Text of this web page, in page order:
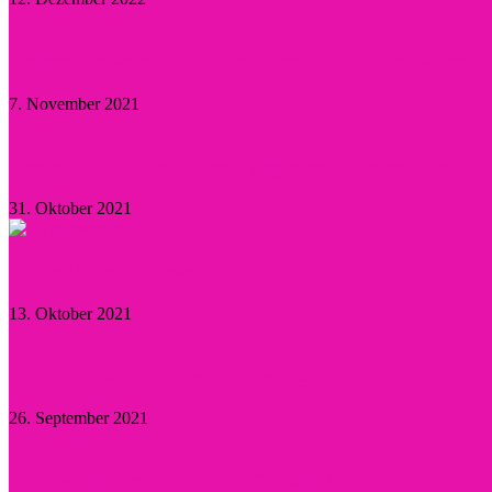
7. November 2021
31. Oktober 2021
13. Oktober 2021
26. September 2021